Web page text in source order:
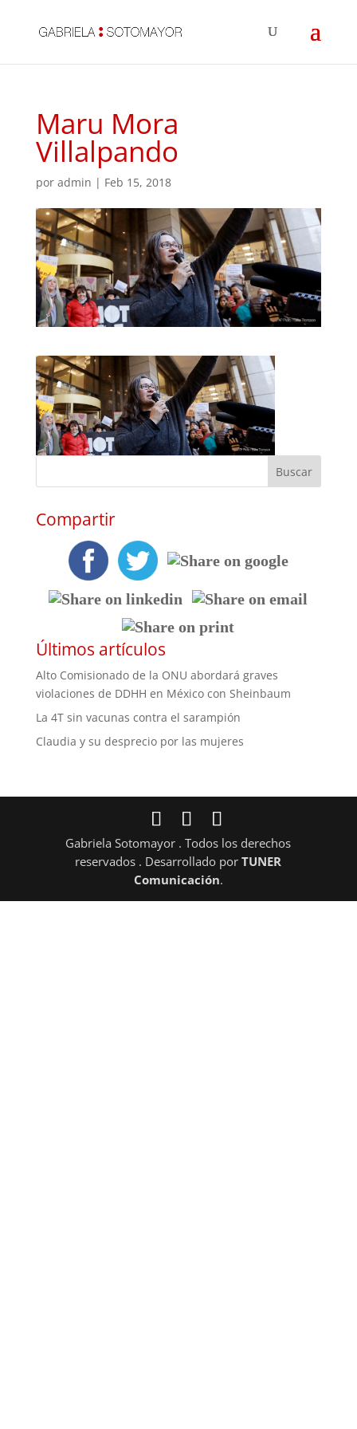
Maru Mora
Villalpando
por admin | Feb 15, 2018
Compartir
Últimos artículos
Alto Comisionado de la ONU abordará graves
violaciones de DDHH en México con Sheinbaum
La 4T sin vacunas contra el sarampión
Claudia y su desprecio por las mujeres
Gabriela Sotomayor . Todos los derechos
reservados . Desarrollado porTUNER
Comunicación.